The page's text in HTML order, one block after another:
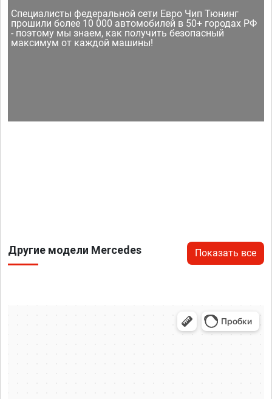
Специалисты федеральной сети Евро Чип Тюнинг
прошили более 10 000 автомобилей в 50+ городах РФ
- поэтому мы знаем, как получить безопасный
максимум от каждой машины!
Другие модели Mercedes Показать все